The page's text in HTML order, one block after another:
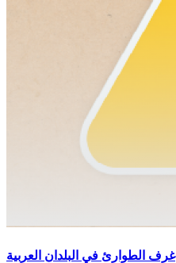
غرف الطوارئ في البلدان العربية